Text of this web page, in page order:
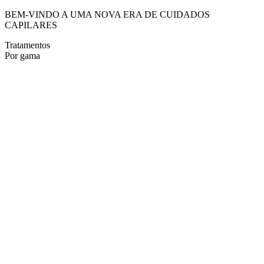
BEM-VINDO A UMA NOVA ERA DE CUIDADOS
CAPILARES
Tratamentos
Por gama